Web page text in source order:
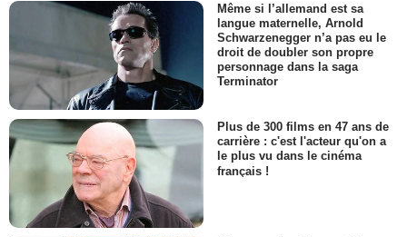
Même si l’allemand est sa
langue maternelle, Arnold
Schwarzenegger n’a pas eu le
droit de doubler son propre
personnage dans la saga
Terminator
Plus de 300 films en 47 ans de
carrière : c'est l'acteur qu'on a
le plus vu dans le cinéma
français !